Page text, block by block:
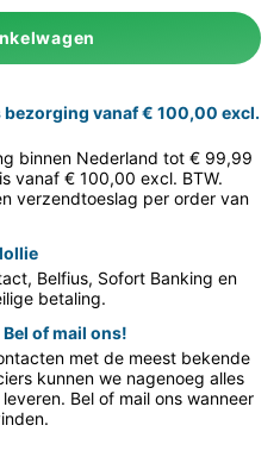
bezorging vanaf € 100,00 excl.
binnen Nederland tot € 99,99
vanaf € 100,00 excl. BTW.
verzendtoeslag per order van
Belfius, Sofort Banking en
betaling.
of mail ons!
met de meest bekende
kunnen we nagenoeg alles
Bel of mail ons wanneer